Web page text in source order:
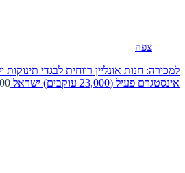
צפה
למכירה: חנות אונליין רווחית לבגדי
אינסטגרם פעיל (23,000 עוקבים)
ישראל